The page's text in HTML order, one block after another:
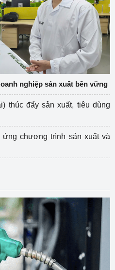
nghiệp sản xuất bền vững
thúc đẩy sản xuất, tiêu dùng
chương trình sản xuất và